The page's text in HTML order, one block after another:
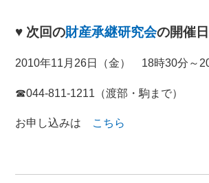
♥ 次回の財産承継研究会の開催
2010年11月26日（金） 18時30分～
☎044-811-1211（渡部・駒まで）
お申し込みは こちら